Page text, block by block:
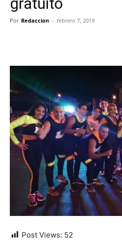
Por Redaccion - febrero 7, 2019
Post Views: 52